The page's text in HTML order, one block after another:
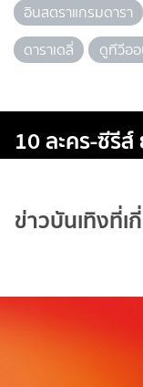
อินสตราแกรมดารา
ดาราเดลี่
ดูทีวีอ
10 ละคร-ซีรี
ข่าวบันเทิงที่เ